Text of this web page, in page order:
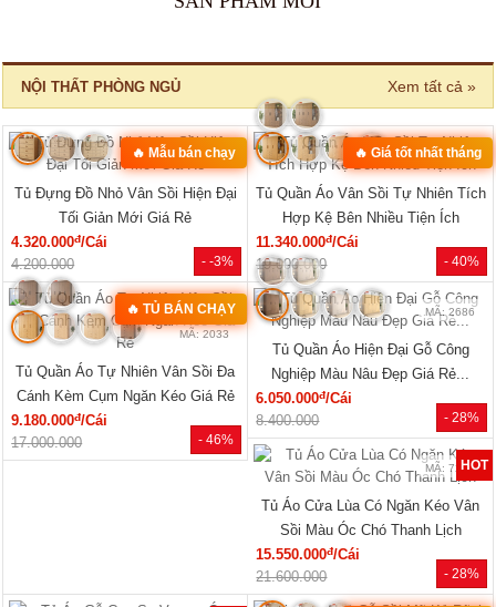
- 43%
MÃ: 8411
Bộ Sofa Góc Gỗ Sồi Mỹ Có Ghế
Đơn Thiết Kế Bo Tròn
24.610.000
43.150.000
- 23%
MÃ: 3431
Bộ Bàn Ghế Đối Lớn Gỗ Gõ Đỏ
Tựa Lưng Nan Hiện Đại Đẹp
33.440.000
43.360.000
‹ ›
SẢN PHẨM MỚI
MÃ: 1853
›